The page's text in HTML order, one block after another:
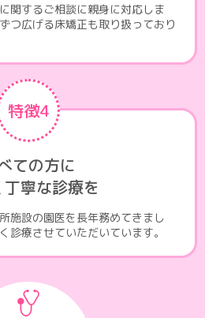
関するご相談に親身に対応しま
つ広げる床矯正も取り扱っており
特徴4
ての方に
寧な診療を
施設の園医を長年務めてきまし
診療させていただいています。